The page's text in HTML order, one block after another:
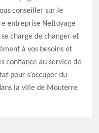
conseiller sur le
entreprise Nettoyage
charge de changer et
à vos besoins et
confiance au service de
pour s’occuper du
la ville de Mouterre